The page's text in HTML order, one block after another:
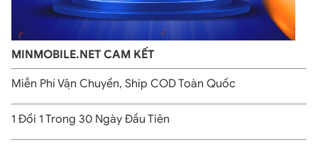
thuộc là Gold, Silver và Space Gray.
Camera được nâng cấp vượt trội đúng với cái tên
iPhone 11 Pro 64GB
MINMOBILE.NET CAM KẾT
Miễn Phí Vận Chuyển, Ship COD Toàn Quốc
1 Đổi 1 Trong 30 Ngày Đầu Tiên